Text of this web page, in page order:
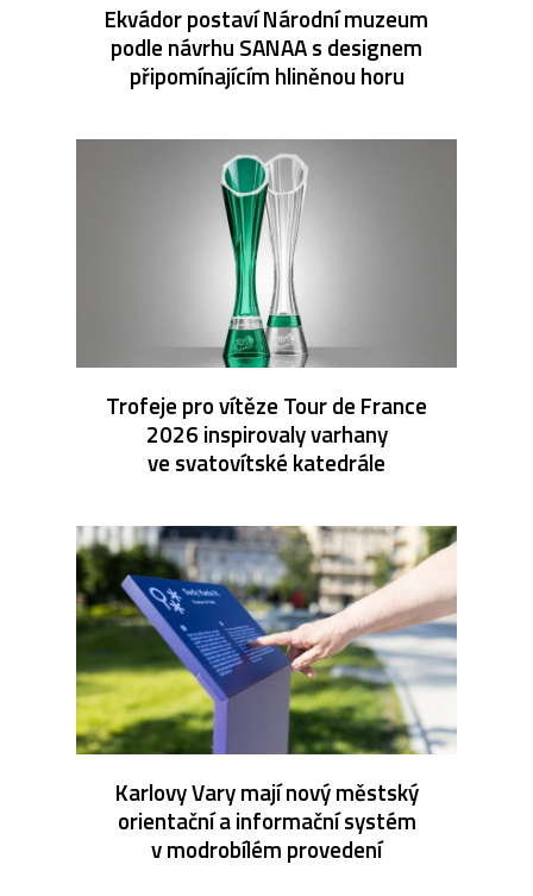
Ekvádor postaví Národní muzeum
podle návrhu SANAA s designem
připomínajícím hliněnou horu
Trofeje pro vítěze Tour de France
2026 inspirovaly varhany
ve svatovítské katedrále
Karlovy Vary mají nový městský
orientační a informační systém
v modrobílém provedení